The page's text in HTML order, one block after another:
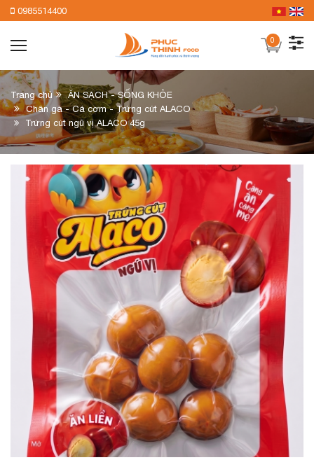
0985514400
0
Trang chủ
ĂN SẠCH - SỐNG KHỎE
Chân gà - Cá cơm - Trứng cút ALACO
Trứng cút ngũ vị ALACO 45g